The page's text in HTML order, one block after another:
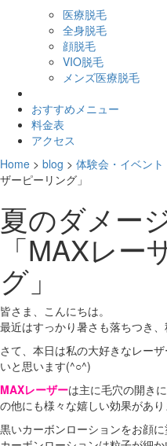
医療脱毛
全身脱毛
顔脱毛
VIO脱毛
メンズ医療脱毛
おすすめメニュー
料金表
アクセス
Home > blog > 体験会・イベント
ザーピーリング」
夏のダメー
「MAXレー
グ」
皆さま、こんにちは。
最近はすっかり暑さも落ちつき
さて、本日は私の大好きなレーザ
いと思います(^○^)
MAXレーザーは主に毛穴の開き
の他にも様々な嬉しい効果があり
黒いカーボンローションをお顔